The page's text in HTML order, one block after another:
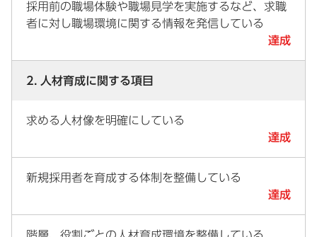
採用前の職場体験や職場見学を実施するなど、求職
者に対し職場環境に関する情報を発信している
達成
2. 人材育成に関する項目
求める人材像を明確にしている
達成
新規採用者を育成する体制を整備している
達成